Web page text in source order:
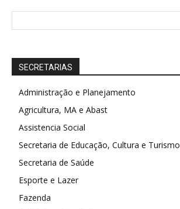
SECRETARIAS
Administração e Planejamento
Agricultura, MA e Abast
Assistencia Social
Secretaria de Educação, Cultura e Turismo
Secretaria de Saúde
Esporte e Lazer
Fazenda